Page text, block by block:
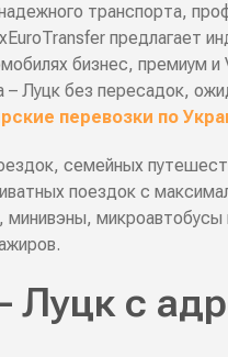
транспорта,
предлагает
бизнес, премиум
Луцк без пересадок,
перевозки по
семейных
поездок с
микроавтобусы
Луцк с